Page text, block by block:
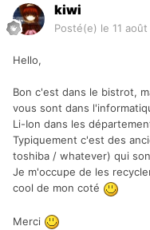
kiwi
Posté(e) le 11 août
Hello,
Bon c'est dans le bistrot,
vous sont dans
Li-Ion dans les
Typiquement c'est des
toshiba / whatever) qui
Je m'occupe de les
cool de mon coté
Merci